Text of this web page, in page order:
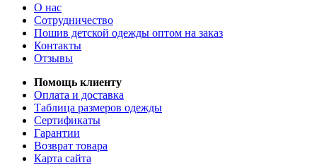
О нас
Сотрудничество
Пошив детской одежды оптом на заказ
Контакты
Отзывы
Помощь клиенту
Оплата и доставка
Таблица размеров одежды
Сертификаты
Гарантии
Возврат товара
Карта сайта